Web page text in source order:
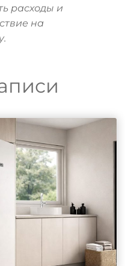
расходы и
на